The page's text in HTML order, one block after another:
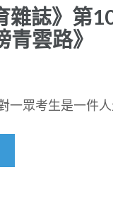
雜誌》第
青雲路》
一眾考生是一件